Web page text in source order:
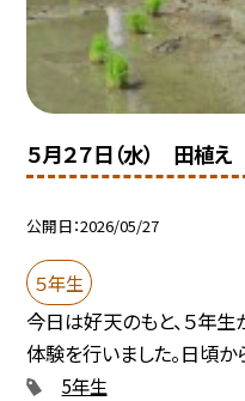
５月２７日（水） 田植え
公開日 2026/05/27
５年生
今日は好天のもと、５年
体験を行いました。日頃か
5年生